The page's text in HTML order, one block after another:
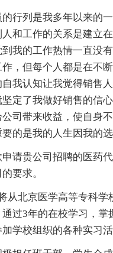
行列是我多年以来的
和工作的关系是建立
我的工作热情一直没
，但每个人都是在不
我认知让我觉得销售
定了我做好销售的信
司带来收益，使自身
的是我的人生因我的选
请贵公司招聘的医药代
要求。
从北京医学高等专科学
过3年的在校学习，掌
学校组织的各种实习活